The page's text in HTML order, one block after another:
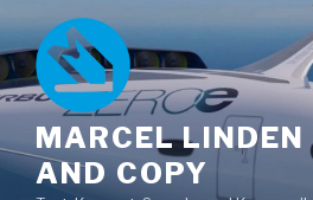
Inhalt
springen
MARCEL LINDEN
AND COPY